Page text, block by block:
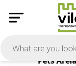
Pets